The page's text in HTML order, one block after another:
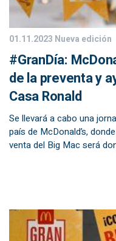
01.11.2023 Nueva edición
#GranDía:
de la preventa y
Casa Ronald
Se llevará a cabo una
país de McDonald’s,
venta del Big Mac será